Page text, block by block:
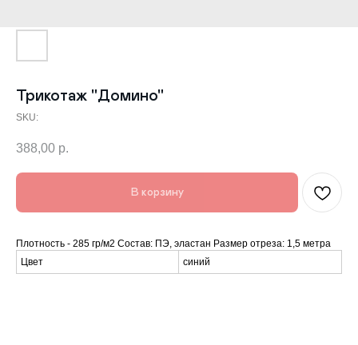
Трикотаж "Домино"
SKU:
388,00 р.
В корзину
Плотность - 285 гр/м2 Состав: ПЭ, эластан Размер отреза: 1,5 метра
Цвет
синий